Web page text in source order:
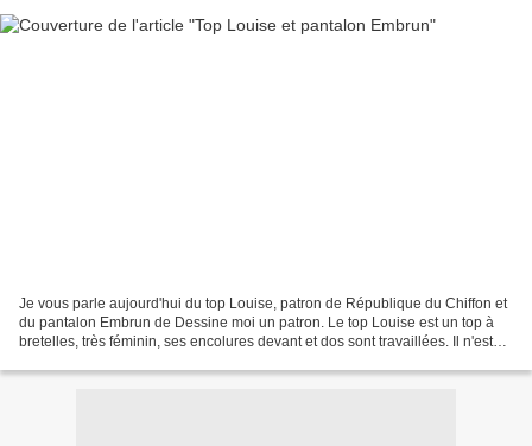
Je vous parle aujourd'hui du top Louise, patron de République du Chiffon et
du pantalon Embrun de Dessine moi un patron. Le top Louise est un top à
bretelles, très féminin, ses encolures devant et dos sont travaillées. Il n'est